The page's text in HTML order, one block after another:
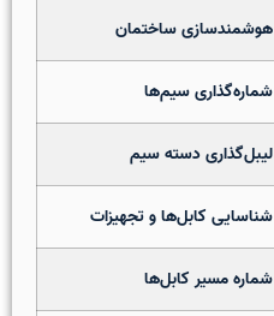
هوشمندسازی ساختمان
شماره‌گذاری سیم‌ها
لیبل‌گذاری دسته سیم
شناسایی کابل‌ها و تجهیزات
شماره مسیر کابل‌ها